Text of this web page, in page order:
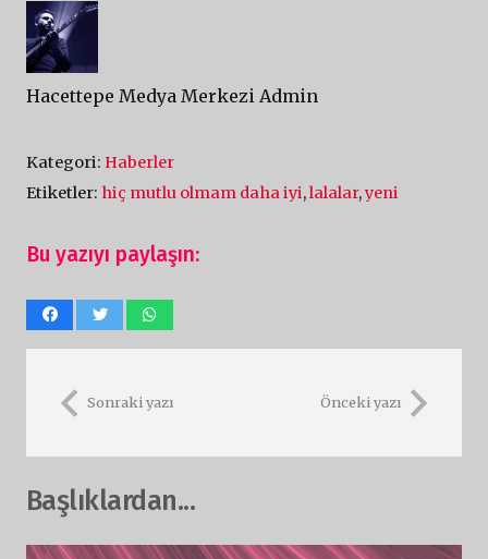
Hacettepe Medya Merkezi Admin
Kategori: Haberler
Etiketler: hiç mutlu olmam daha iyi,lalalar,yeni
Bu yazıyı paylaşın:
Sonraki yazı Önceki yazı
Başlıklardan...